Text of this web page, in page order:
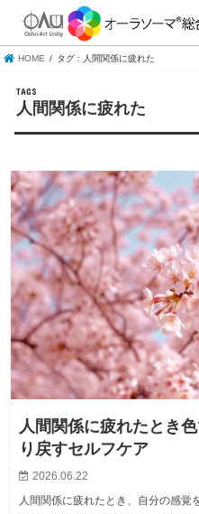
HOME タグ : 人間関係に疲れた
人間関係に疲れた
人間関係に疲れたとき
り戻すセルフケア
2026.06.22
人間関係に疲れたとき、自分の感